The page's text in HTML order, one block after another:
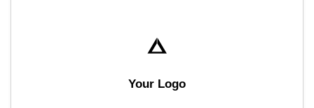
Your Logo